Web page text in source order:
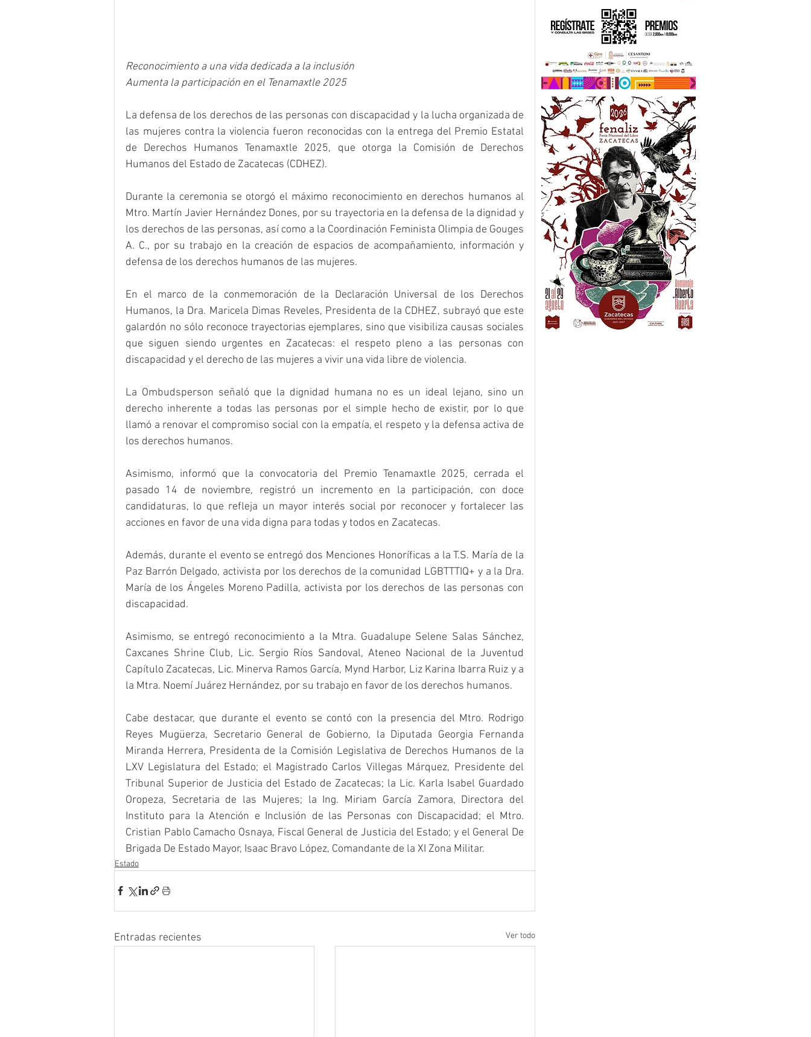
Reconocimiento a una vida dedicada a la inclusión
Aumenta la participación en el Tenamaxtle 2025
La defensa de los derechos de las personas con discapacidad y la lucha organizada de
las mujeres contra la violencia fueron reconocidas con la entrega del Premio Estatal
de Derechos Humanos Tenamaxtle 2025, que otorga la Comisión de Derechos
Humanos del Estado de Zacatecas (CDHEZ).
Durante la ceremonia se otorgó el máximo reconocimiento en derechos humanos al
Mtro. Martín Javier Hernández Dones, por su trayectoria en la defensa de la dignidad y
los derechos de las personas, así como a la Coordinación Feminista Olimpia de Gouges
A. C., por su trabajo en la creación de espacios de acompañamiento, información y
defensa de los derechos humanos de las mujeres.
En el marco de la conmemoración de la Declaración Universal de los Derechos
Humanos, la Dra. Maricela Dimas Reveles, Presidenta de la CDHEZ, subrayó que este
galardón no sólo reconoce trayectorias ejemplares, sino que visibiliza causas sociales
que siguen siendo urgentes en Zacatecas: el respeto pleno a las personas con
discapacidad y el derecho de las mujeres a vivir una vida libre de violencia.
La Ombudsperson señaló que la dignidad humana no es un ideal lejano, sino un
derecho inherente a todas las personas por el simple hecho de existir, por lo que
llamó a renovar el compromiso social con la empatía, el respeto y la defensa activa de
los derechos humanos.
Asimismo, informó que la convocatoria del Premio Tenamaxtle 2025, cerrada el
pasado 14 de noviembre, registró un incremento en la participación, con doce
candidaturas, lo que refleja un mayor interés social por reconocer y fortalecer las
acciones en favor de una vida digna para todas y todos en Zacatecas.
Además, durante el evento se entregó dos Menciones Honoríficas a la T.S. María de la
Paz Barrón Delgado, activista por los derechos de la comunidad LGBTTTIQ+ y a la Dra.
María de los Ángeles Moreno Padilla, activista por los derechos de las personas con
discapacidad.
Asimismo, se entregó reconocimiento a la Mtra. Guadalupe Selene Salas Sánchez,
Caxcanes Shrine Club, Lic. Sergio Ríos Sandoval, Ateneo Nacional de la Juventud
Capítulo Zacatecas, Lic. Minerva Ramos García, Mynd Harbor, Liz Karina Ibarra Ruiz y a
la Mtra. Noemí Juárez Hernández, por su trabajo en favor de los derechos humanos.
Cabe destacar, que durante el evento se contó con la presencia del Mtro. Rodrigo
Reyes Mugüerza, Secretario General de Gobierno, la Diputada Georgia Fernanda
Miranda Herrera, Presidenta de la Comisión Legislativa de Derechos Humanos de la
LXV Legislatura del Estado; el Magistrado Carlos Villegas Márquez, Presidente del
Tribunal Superior de Justicia del Estado de Zacatecas; la Lic. Karla Isabel Guardado
Oropeza, Secretaria de las Mujeres; la Ing. Miriam García Zamora, Directora del
Instituto para la Atención e Inclusión de las Personas con Discapacidad; el Mtro.
Cristian Pablo Camacho Osnaya, Fiscal General de Justicia del Estado; y el General De
Brigada De Estado Mayor, Isaac Bravo López, Comandante de la XI Zona Militar.
Estado
Entradas recientes Ver todo